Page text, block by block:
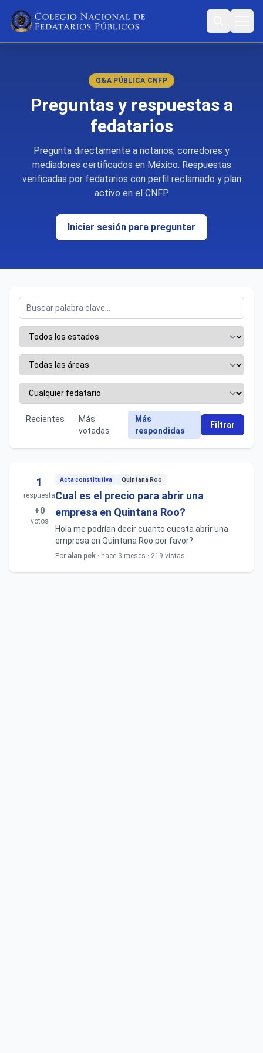
Q&A PÚBLICA CNFP
Preguntas y respuestas a
fedatarios
Pregunta directamente a notarios, corredores y
mediadores certificados en México. Respuestas
verificadas por fedatarios con perfil reclamado y plan
activo en el CNFP.
Iniciar sesión para preguntar
Recientes
Más
votadas
Más
respondidas
Filtrar
1
respuesta
+0
votos
Acta constitutiva Quintana Roo
Cual es el precio para abrir una
empresa en Quintana Roo?
Hola me podrían decir cuanto cuesta abrir una
empresa en Quintana Roo por favor?
Por alan pek · hace 3 meses · 219 vistas